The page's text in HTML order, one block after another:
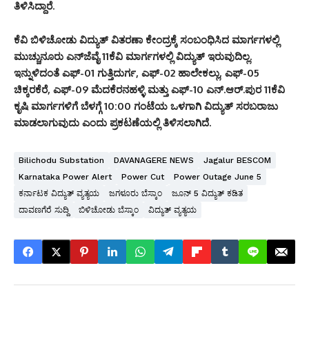
ತಿಳಿಸಿದ್ದಾರೆ.
ಕೆವಿ ಬಿಳಿಚೋಡು ವಿದ್ಯುತ್ ವಿತರಣಾ ಕೇಂದ್ರಕ್ಕೆ ಸಂಬಂಧಿಸಿದ ಮಾರ್ಗಗಳಲ್ಲಿ
ಮುಚ್ಚುನೂರು ಎನ್‌ಜೆವೈ 11ಕೆವಿ ಮಾರ್ಗಗಳಲ್ಲಿ ವಿದ್ಯುತ್ ಇರುವುದಿಲ್ಲ.
ಇನ್ನುಳಿದಂತೆ ಎಫ್-01 ಗುತ್ತಿದುರ್ಗ, ಎಫ್-02 ಹಾಲೇಕಲ್ಲು, ಎಫ್-05
ಚಿಕ್ಕರಕೆರೆ, ಎಫ್-09 ಮೆದಕೆರನಹಳ್ಳಿ ಮತ್ತು ಎಫ್-10 ಎನ್.ಆರ್.ಪುರ 11ಕೆವಿ
ಕೃಷಿ ಮಾರ್ಗಗಳಿಗೆ ಬೆಳಗ್ಗೆ 10:00 ಗಂಟೆಯ ಒಳಗಾಗಿ ವಿದ್ಯುತ್ ಸರಬರಾಜು
ಮಾಡಲಾಗುವುದು ಎಂದು ಪ್ರಕಟಣೆಯಲ್ಲಿ ತಿಳಿಸಲಾಗಿದೆ.
Bilichodu Substation DAVANAGERE NEWS
Jagalur BESCOM
Karnataka Power Alert
Power Cut
Power Outage June 5
ಕರ್ನಾಟಕ ವಿದ್ಯುತ್ ವ್ಯತ್ಯಯ
ಜಗಳೂರು ಬೆಸ್ಕಾಂ
ಜೂನ್ 5 ವಿದ್ಯುತ್ ಕಡಿತ
ದಾವಣಗೆರೆ ಸುದ್ದಿ
ಬಿಳಿಚೋಡು ಬೆಸ್ಕಾಂ ವಿದ್ಯುತ್ ವ್ಯತ್ಯಯ